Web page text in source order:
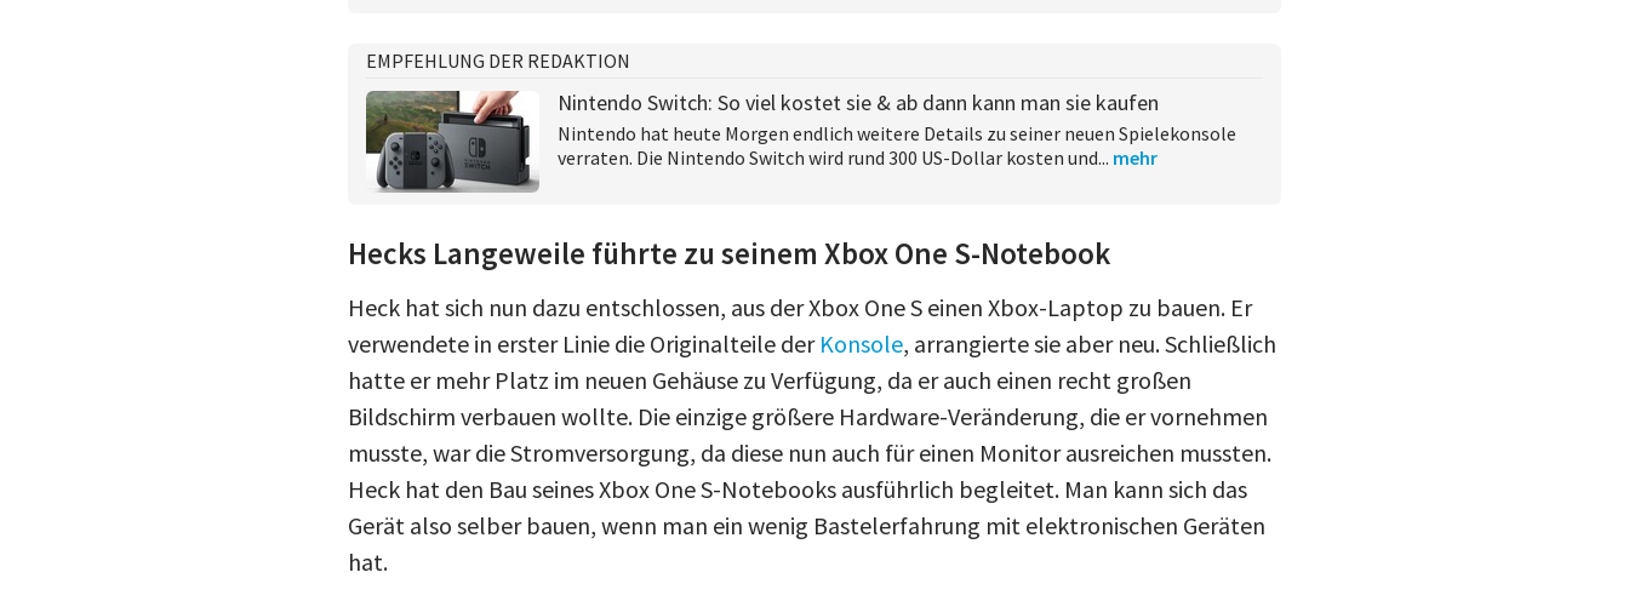
EMPFEHLUNG DER REDAKTION
Nintendo Switch: So viel kostet sie & ab dann kann man sie kaufen
Nintendo hat heute Morgen endlich weitere Details zu seiner neuen Spielekonsole
verraten. Die Nintendo Switch wird rund 300 US-Dollar kosten und... mehr
Hecks Langeweile führte zu seinem Xbox One S-Notebook
Heck hat sich nun dazu entschlossen, aus der Xbox One S einen Xbox-Laptop zu bauen. Er
verwendete in erster Linie die Originalteile der Konsole, arrangierte sie aber neu. Schließlich
hatte er mehr Platz im neuen Gehäuse zu Verfügung, da er auch einen recht großen
Bildschirm verbauen wollte. Die einzige größere Hardware-Veränderung, die er vornehmen
musste, war die Stromversorgung, da diese nun auch für einen Monitor ausreichen mussten.
Heck hat den Bau seines Xbox One S-Notebooks ausführlich begleitet. Man kann sich das
Gerät also selber bauen, wenn man ein wenig Bastelerfahrung mit elektronischen Geräten
hat.